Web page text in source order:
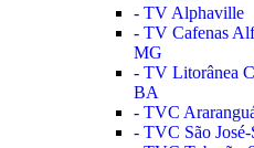
- TV Alphaville
- TV Cafenas
MG
- TV Litorânea
BA
- TVC
- TVC São José-